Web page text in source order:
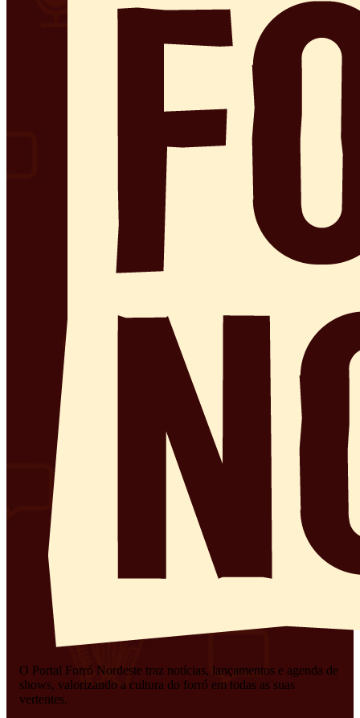
O Portal Forró Nordeste traz notícias, lançamentos e agenda de
shows, valorizando a cultura do forró em todas as suas
vertentes.